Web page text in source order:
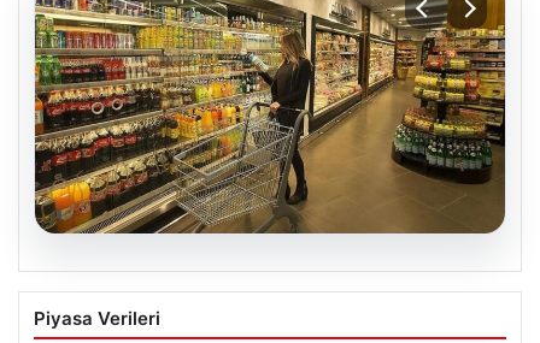
07.08.2026
Enflasyon verileri ne zaman
açıklanacak? 2026 TÜİK mart ayı
Piyasa Verileri